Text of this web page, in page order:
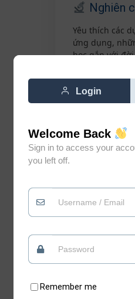
Nghiên
Yêu thích các
ứng dụng,
học gắn với
Công
công nghệ số
môi trường học
Login
Welcome Back
Sign in to access your
you left off.
Remember me